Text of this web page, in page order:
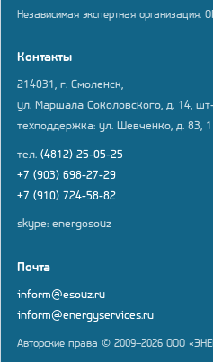
Независимая экспертная организация.
Контакты
214031, г. Смоленск,
ул. Маршала Соколовского, д. 14,
техподдержка: ул. Шевченко, д. 83,
тел. (4812) 25-05-25
+7 (903) 698-27-29
+7 (910) 724-58-82
skype: energosouz
Почта
inform@esouz.ru
inform@energyservices.ru
Авторские права © 2009–2026 ООО